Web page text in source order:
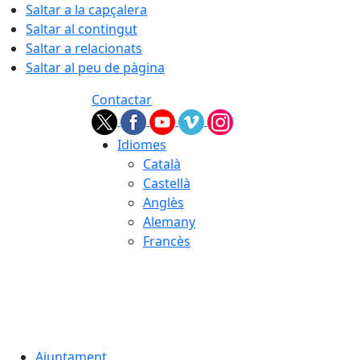
Saltar a la capçalera
Saltar al contingut
Saltar a relacionats
Saltar al peu de pàgina
Contactar
Idiomes
Català
Castellà
Anglès
Alemany
Francès